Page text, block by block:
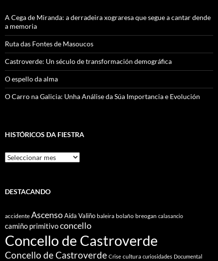
A Cega de Miranda: a derradeira xograresa que segue a cantar dende
a memoria
Ruta das Fontes de Masoucos
Castroverde: Un século de transformación demográfica
O espello da alma
O Carro na Galicia: Unha Análise da Súa Importancia e Evolución
HISTÓRICOS DA FIESTRA
Históricos
Da
DESTACANDO
accidente AscensoAída Valiño baleira bolaño breogan calasancio
camiño primitivoconcello
Concello de Castroverde
Concello de Castroverde Crise cultura curiosidades Documental